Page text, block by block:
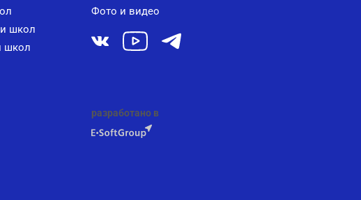
школ
школ
Фото и видео
разработано в